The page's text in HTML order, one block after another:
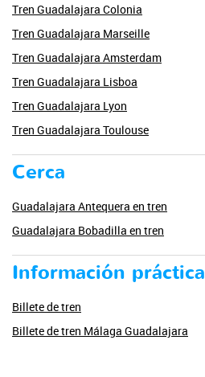
Tren Guadalajara Colonia
Tren Guadalajara Marseille
Tren Guadalajara Amsterdam
Tren Guadalajara Lisboa
Tren Guadalajara Lyon
Tren Guadalajara Toulouse
Cerca
Guadalajara Antequera en tren
Guadalajara Bobadilla en tren
Información práctica
Billete de tren
Billete de tren Málaga Guadalajara